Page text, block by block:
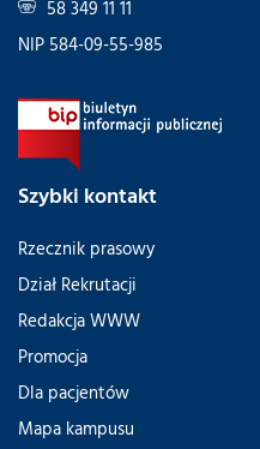
58 349 11 11
NIP 584-09-55-985
Szybki kontakt
Rzecznik prasowy
Dział Rekrutacji
Redakcja WWW
Promocja
Dla pacjentów
Mapa kampusu